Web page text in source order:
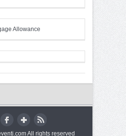
All rights reserved